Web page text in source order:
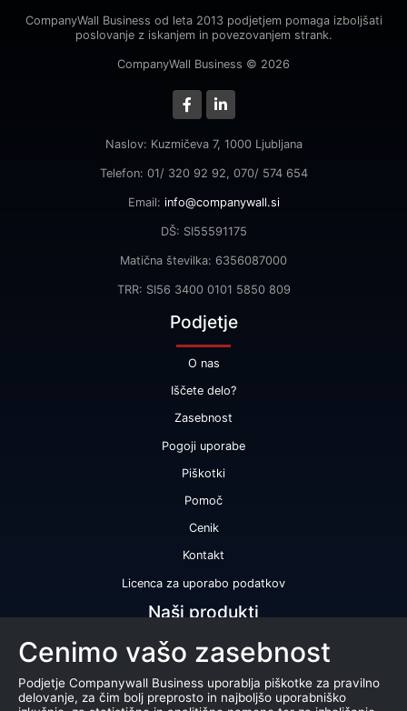
CompanyWall Business od leta 2013 podjetjem pomaga izboljšati
poslovanje z iskanjem in povezovanjem strank.
CompanyWall Business © 2026
Naslov: Kuzmičeva 7, 1000 Ljubljana
Telefon: 01/ 320 92 92, 070/ 574 654
Email: info@companywall.si
DŠ: SI55591175
Matična številka: 6356087000
TRR: SI56 3400 0101 5850 809
Podjetje
O nas
Iščete delo?
Zasebnost
Pogoji uporabe
Piškotki
Pomoč
Cenik
Kontakt
Licenca za uporabo podatkov
Naši produkti
Bonitetna ocena
Bonitetno poročilo
Certifikat bonitetne odličnosti
Cenimo vašo zasebnost
Podjetje Companywall Business uporablja piškotke za pravilno
delovanje, za čim bolj preprosto in najboljšo uporabniško